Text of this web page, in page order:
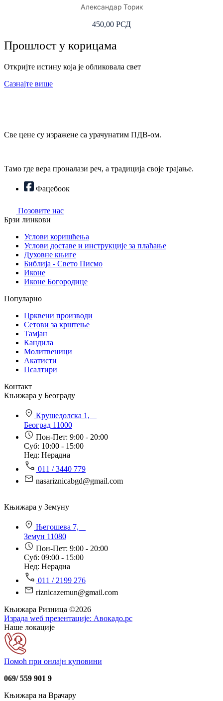
Александар Торик
450,00 РСД
Прошлост у корицама
Откријте истину која је обликовала свет
Сазнајте више
Све цене су изражене са урачунатим ПДВ-ом.
Тамо где вера проналази реч, а традиција своје трајање.
Фацебоок
Позовите нас
Брзи линкови
Услови коришћења
Услови доставе и инструкције за плаћање
Духовне књиге
Библија - Свето Писмо
Иконе
Иконе Богородице
Популарно
Црквени производи
Сетови за крштење
Тамјан
Кандила
Молитвеници
Акатисти
Псалтири
Контакт
Књижара у Београду
Крушедолска 1,
Београд 11000
Пон-Пет: 9:00 - 20:00
Суб: 10:00 - 15:00
Нед: Нерадна
011 / 3440 779
nasariznicabgd@gmail.com
Књижара у Земуну
Његошева 7,
Земун 11080
Пон-Пет: 9:00 - 20:00
Суб: 09:00 - 15:00
Нед: Нерадна
011 / 2199 276
riznicazemun@gmail.com
Књижара Ризница ©️2026
Израда wеб презентације: Авокадо.рс
Наше локације
Помоћ при онлајн куповини
069/ 559 901 9
Књижара на Врачару